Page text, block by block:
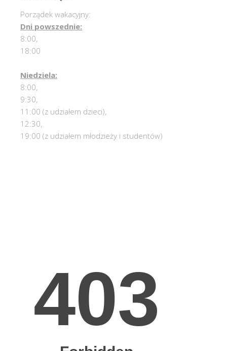
Porządek wakacyjny:
Dni powszednie:
8:00,
18:00
Niedziela:
8:00,
9:30,
11:00 (z udziałem dzieci),
12:30,
19:00 (z udziałem młodzieży i studentów)